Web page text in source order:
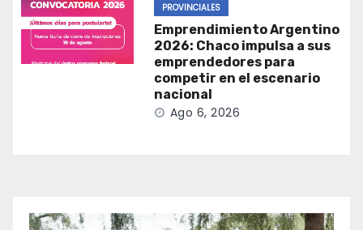
PROVINCIALES
Emprendimiento Argentino
2026: Chaco impulsa a sus
emprendedores para
competir en el escenario
nacional
Ago 6, 2026